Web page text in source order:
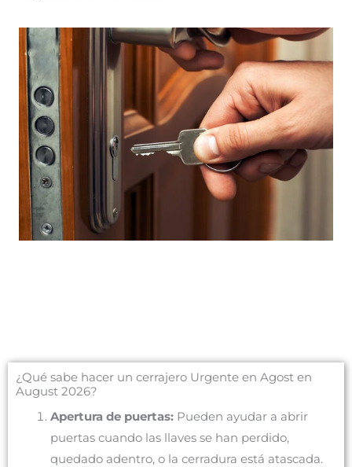
¿Qué sabe hacer un cerrajero Urgente en Agost en
August 2026?
Apertura de puertas:Pueden ayudar a abrir
puertas cuando las llaves se han perdido,
quedado adentro, o la cerradura está atascada.